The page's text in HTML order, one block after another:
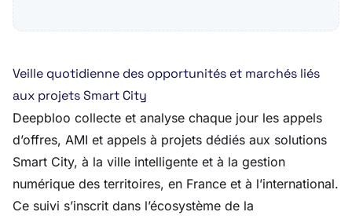
Veille quotidienne des opportunités et marchés liés
aux projets Smart City
Deepbloo collecte et analyse chaque jour les appels
d’offres, AMI et appels à projets dédiés aux solutions
Smart City, à la ville intelligente et à la gestion
numérique des territoires, en France et à l’international.
Ce suivi s’inscrit dans l’écosystème de la